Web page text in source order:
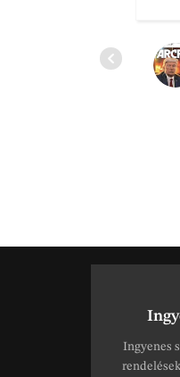
Ingyenes